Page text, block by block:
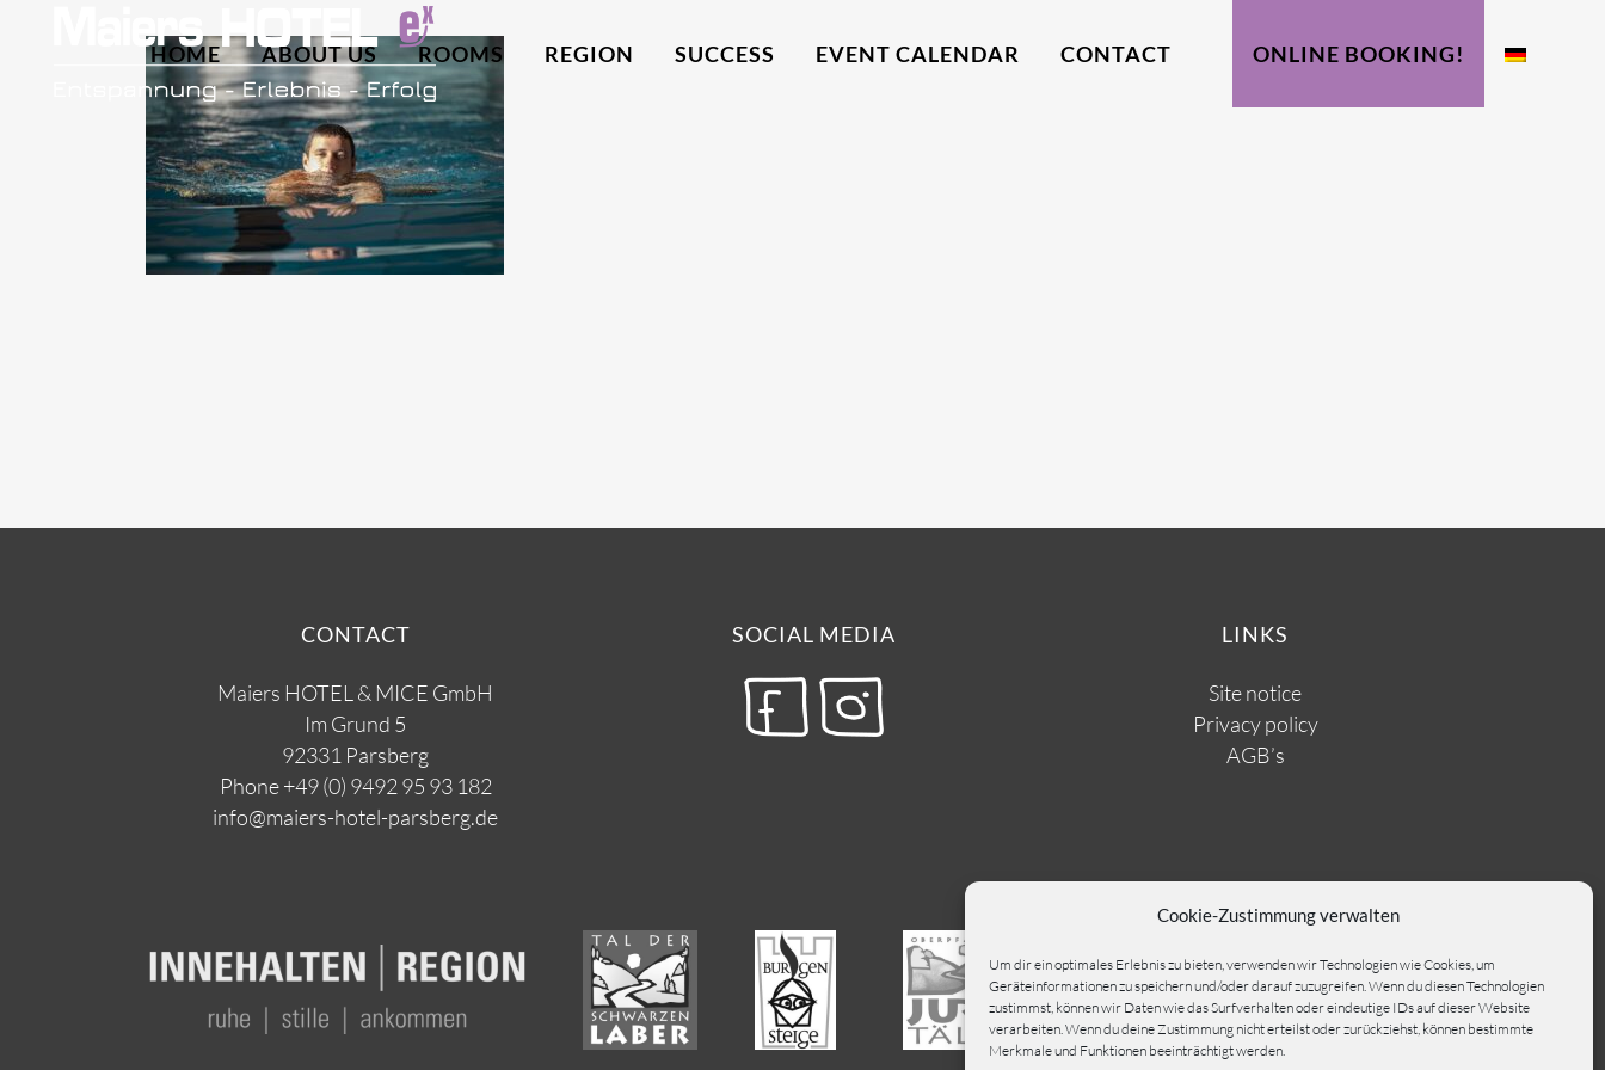
Cookie-Zustimmung verwalten
Um dir ein optimales Erlebnis zu bieten, verwenden wir Technologien wie Cookies, um
Geräteinformationen zu speichern und/oder darauf zuzugreifen. Wenn du diesen Technologien
zustimmst, können wir Daten wie das Surfverhalten oder eindeutige IDs auf dieser Website
verarbeiten. Wenn du deine Zustimmung nicht erteilst oder zurückziehst, können bestimmte
Merkmale und Funktionen beeinträchtigt werden.
HOME ABOUT US ROOMS REGION SUCCESS EVENT CALENDAR CONTACT ONLINE BOOKING!
CONTACT
Maiers HOTEL & MICE GmbH
Im Grund 5
92331 Parsberg
Phone+49 (0) 9492 95 93 182
info@maiers-hotel-parsberg.de
SOCIAL MEDIA LINKS
Site notice
Privacy policy
AGB’s